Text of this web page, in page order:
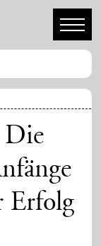
Die
Erfolg